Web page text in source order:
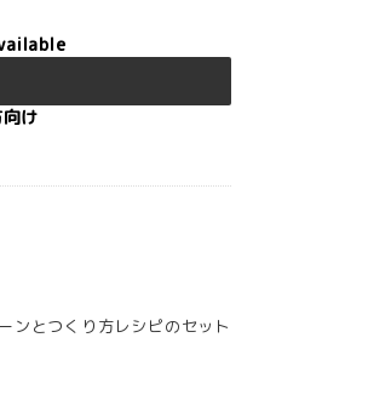
け
ンとつくり方レシピのセット